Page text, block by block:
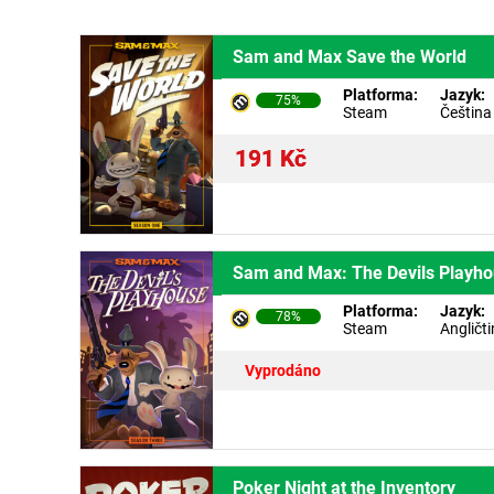
Sam and Max Save the World
75%
Platforma:
Steam
Jazyk:
Čeština
191 Kč
Sam and Max: The Devils
78%
Platforma:
Steam
Jazyk:
Vyprodáno
Poker Night at the Inventory